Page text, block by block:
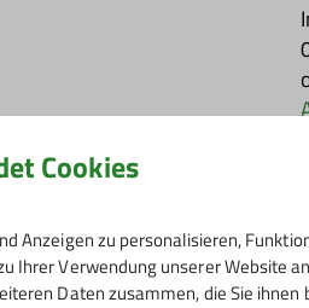
Gebiete kennenzulernen.
erfahrt ihr auch
wir gemeinsam mit einer
Cookies
Anzeigen zu personalisieren,
Ihrer Verwendung unserer Website
Daten zusammen, die Sie